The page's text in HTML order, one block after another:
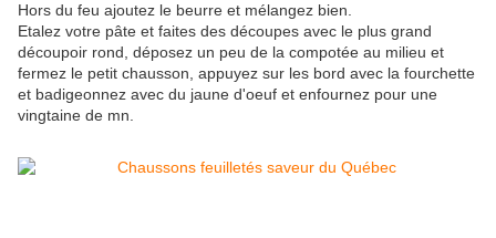
Hors du feu ajoutez le beurre et mélangez bien.
Etalez votre pâte et faites des découpes avec le plus grand
découpoir rond, déposez un peu de la compotée au milieu et
fermez le petit chausson, appuyez sur les bord avec la fourchette
et badigeonnez avec du jaune d'oeuf et enfournez pour une
vingtaine de mn.